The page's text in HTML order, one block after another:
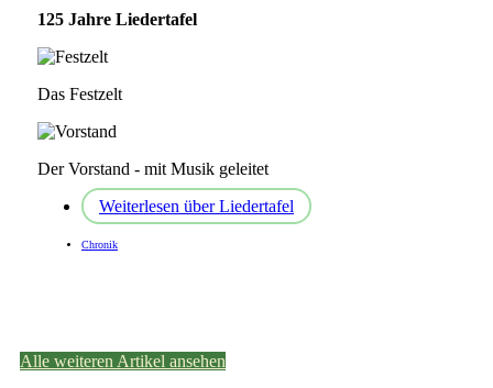
125 Jahre Liedertafel
Das Festzelt
Der Vorstand - mit Musik geleitet
Weiterlesen über Liedertafel
Chronik
Alle weiteren Artikel ansehen